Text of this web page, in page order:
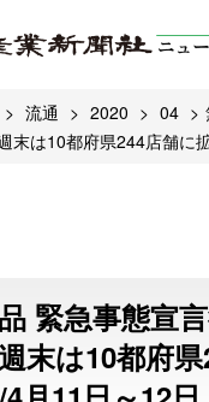
み
流通 2020 04
末は10都府県244店舗に
緊急事態宣
末は10都府